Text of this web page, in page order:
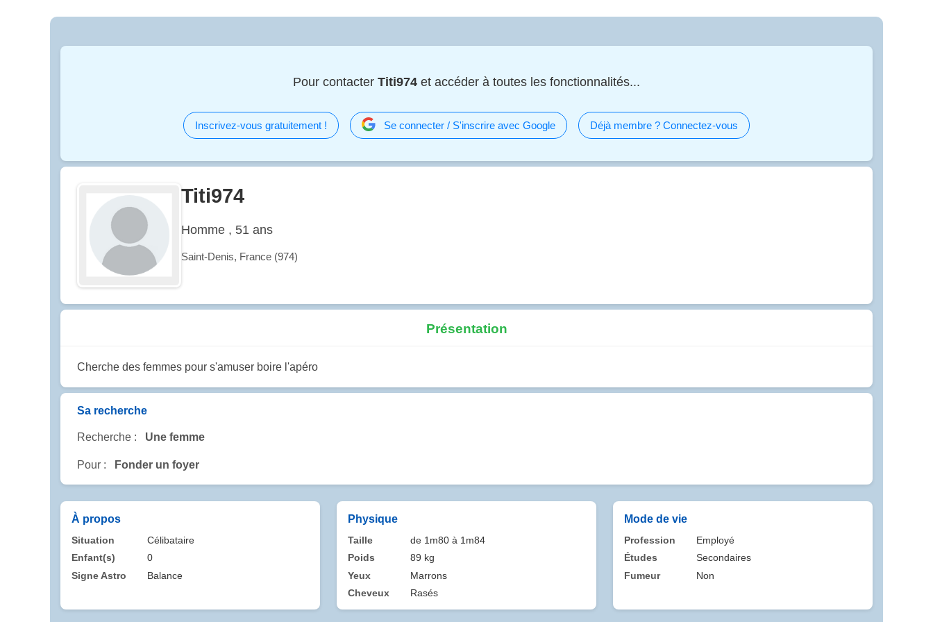
Pour contacter Titi974 et accéder à toutes les fonctionnalités...
Inscrivez-vous gratuitement ! Se connecter / S'inscrire avec Google Déjà membre ? Connectez-vous
Titi974
Homme , 51 ans
Saint-Denis, France (974)
Présentation
Cherche des femmes pour s'amuser boire l'apéro
Sa recherche
Recherche : Une femme
Pour : Fonder un foyer
À propos
Situation
Célibataire
Enfant(s)
0
Signe Astro
Balance
Physique
Taille
de 1m80 à 1m84
Poids
89 kg
Yeux
Marrons
Cheveux
Rasés
Mode de vie
Profession
Employé
Études
Secondaires
Fumeur
Non